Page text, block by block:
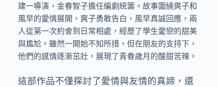
建一導演，金春智子擔任編劇統籌。故事圍繞爽子和
風早的愛情展開，爽子勇敢告白，風早真誠回應，兩
人從第一次約會到日常相處，經歷了學生愛戀的甜美
與尷尬。雖然一開始不知所措，但在朋友的支持下，
他們的感情逐漸茁壯，展現了青春歲月的酸甜苦辣。
這部作品不僅探討了愛情與友情的真諦，還